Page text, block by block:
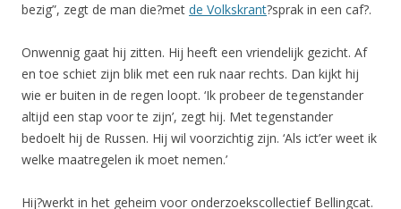
bezig”, zegt de man die?met de Volkskrant?sprak in een caf?.
Onwennig gaat hij zitten. Hij heeft een vriendelijk gezicht. Af
en toe schiet zijn blik met een ruk naar rechts. Dan kijkt hij
wie er buiten in de regen loopt. ‘Ik probeer de tegenstander
altijd een stap voor te zijn’, zegt hij. Met tegenstander
bedoelt hij de Russen. Hij wil voorzichtig zijn. ‘Als ict’er weet ik
welke maatregelen ik moet nemen.’
Hij?werkt in het geheim voor onderzoekscollectief Bellingcat.